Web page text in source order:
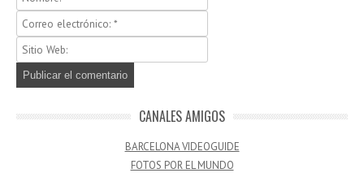
CANALES AMIGOS
BARCELONA VIDEOGUIDE
FOTOS POR EL MUNDO